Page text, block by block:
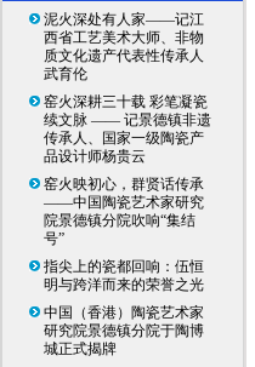
泥火深处有人家——记江
西省工艺美术大师、非物
质文化遗产代表性传承人
武育伦
窑火深耕三十载 彩笔凝瓷
续文脉 —— 记景德镇非遗
传承人、国家一级陶瓷产
品设计师杨贵云
窑火映初心，群贤话传承
——中国陶瓷艺术家研究
院景德镇分院吹响“集结
号”
指尖上的瓷都回响：伍恒
明与跨洋而来的荣誉之光
中国（香港）陶瓷艺术家
研究院景德镇分院于陶博
城正式揭牌